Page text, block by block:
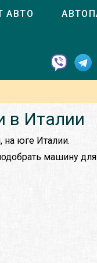
АВТО
в Италии
на юге Италии.
машину для